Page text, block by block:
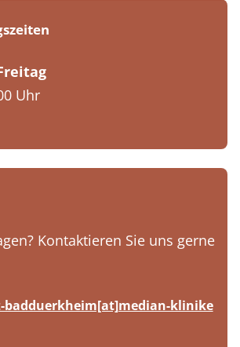
Uhr
Kontaktieren Sie uns gerne
klinike